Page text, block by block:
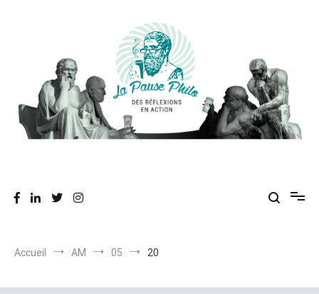
Accueil AM 05 20